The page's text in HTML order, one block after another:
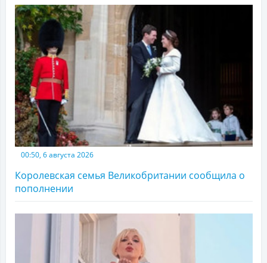
00:50, 6 августа 2026
Королевская семья Великобритании сообщила о
пополнении